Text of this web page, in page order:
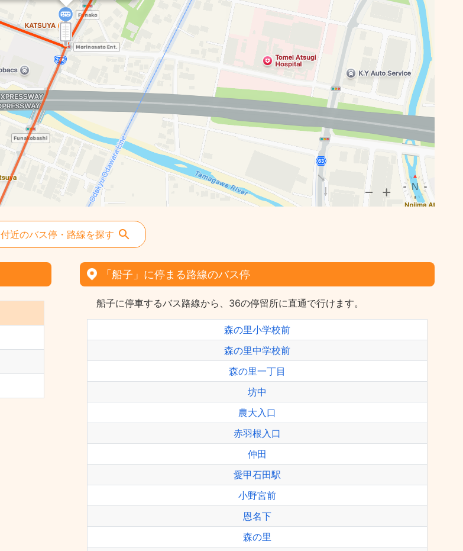
付近のバス停・路線を探す
「船子」に停まる路線のバス停
船子に停車するバス路線から、36の停留所に直通で行けます。
森の里小学校前
森の里中学校前
森の里一丁目
坊中
農大入口
赤羽根入口
仲田
愛甲石田駅
小野宮前
恩名下
森の里